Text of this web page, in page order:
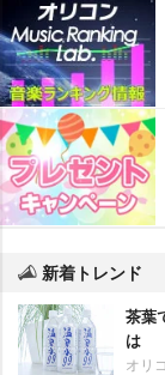
新着トレンド
茶葉
は
オリ